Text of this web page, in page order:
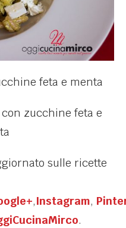
sulle ricette
,Instagram,
.